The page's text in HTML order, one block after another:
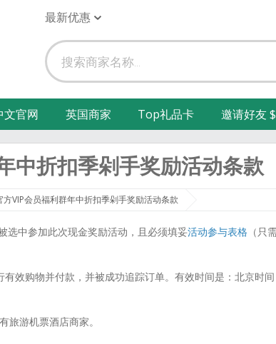
最新优惠
文官网 英国商家 Top礼品卡 邀请好友
中折扣季剁手奖励活动条款
VIP会员福利群年中折扣季剁手奖励活动条款
选中参加此次现金奖励活动，且必须填妥活动参与表格 （只
效购物并付款，并被成功追踪订单。有效时间是：北京时间
旅游机票酒店商家。